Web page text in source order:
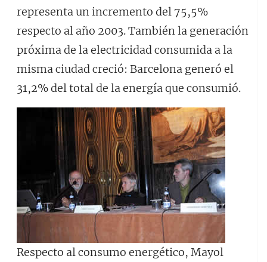
representa un incremento del 75,5%
respecto al año 2003. También la generación
próxima de la electricidad consumida a la
misma ciudad creció: Barcelona generó el
31,2% del total de la energía que consumió.
Respecto al consumo energético, Mayol